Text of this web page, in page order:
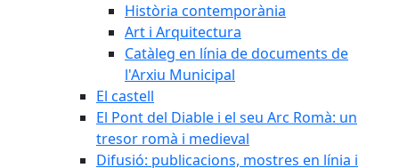
Història contemporània
Art i Arquitectura
Catàleg en línia de documents de
l'Arxiu Municipal
El castell
El Pont del Diable i el seu Arc Romà: un
tresor romà i medieval
Difusió: publicacions, mostres en línia i